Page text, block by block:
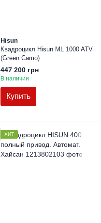
Hisun
Квадроцикл Hisun ML 1000 ATV
(Green Camo)
447 200 грн
В наличии
Купить
ХИТ